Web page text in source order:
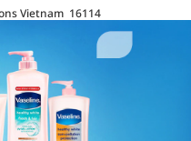
Vietnam 16114